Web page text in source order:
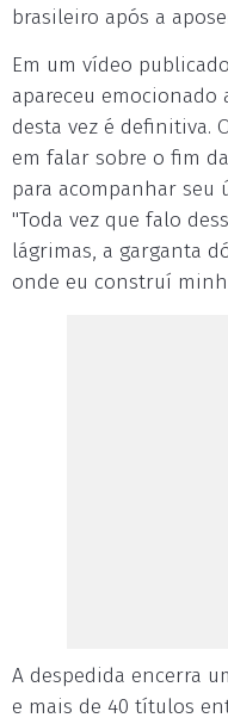
brasileiro após a
Em um vídeo
apareceu
desta vez é definitiva.
em falar sobre o fim
para acompanhar seu
"Toda vez que falo
lágrimas, a garganta
onde eu construí
A despedida encerra
e mais de 40 títulos